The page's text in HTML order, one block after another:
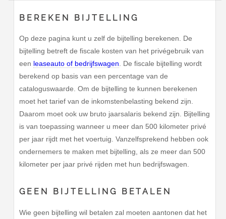
BEREKEN BIJTELLING
Op deze pagina kunt u zelf de bijtelling berekenen. De
bijtelling betreft de fiscale kosten van het privégebruik van
een leaseauto of bedrijfswagen. De fiscale bijtelling wordt
berekend op basis van een percentage van de
cataloguswaarde. Om de bijtelling te kunnen berekenen
moet het tarief van de inkomstenbelasting bekend zijn.
Daarom moet ook uw bruto jaarsalaris bekend zijn. Bijtelling
is van toepassing wanneer u meer dan 500 kilometer privé
per jaar rijdt met het voertuig. Vanzelfsprekend hebben ook
ondernemers te maken met bijtelling, als ze meer dan 500
kilometer per jaar privé rijden met hun bedrijfswagen.
GEEN BIJTELLING BETALEN
Wie geen bijtelling wil betalen zal moeten aantonen dat het